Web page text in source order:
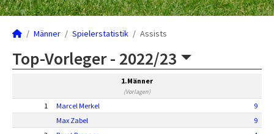
Männer Spielerstatistik Assists
Top-Vorleger - 2022/23
1.Männer
(Vorlagen)
1 Marcel Merkel
9
Max Zabel
9